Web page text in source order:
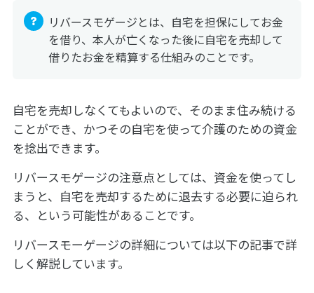
リバースモゲージとは、自宅を担保にしてお金
を借り、本人が亡くなった後に自宅を売却して
借りたお金を精算する仕組みのことです。
自宅を売却しなくてもよいので、そのまま住み続ける
ことができ、かつその自宅を使って介護のための資金
を捻出できます。
リバースモゲージの注意点としては、資金を使ってし
まうと、自宅を売却するために退去する必要に迫られ
る、という可能性があることです。
リバースモーゲージの詳細については以下の記事で詳
しく解説しています。